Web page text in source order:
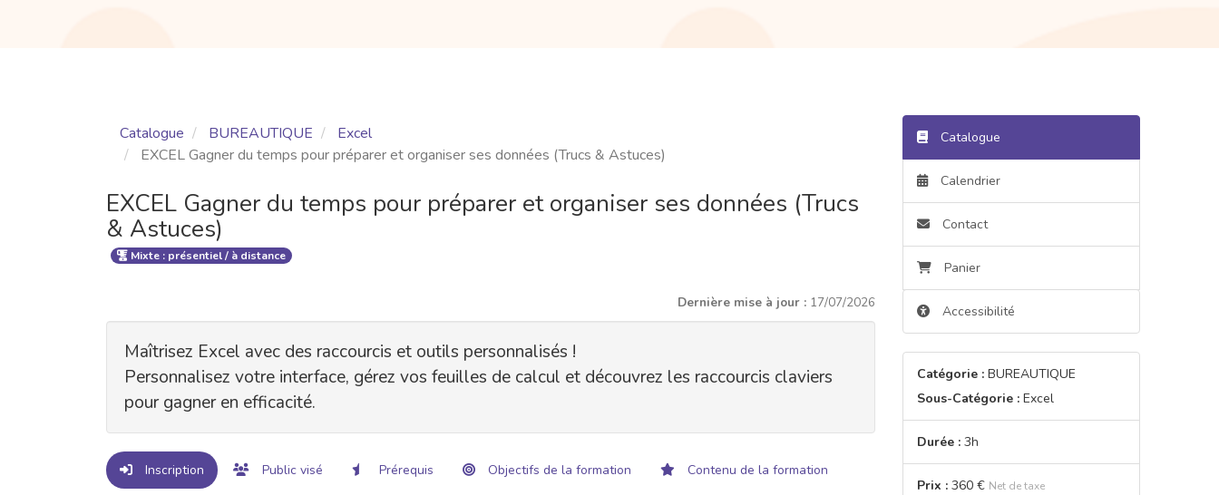
Catalogue BUREAUTIQUE
Excel
EXCEL Gagner du temps pour préparer et organiser ses données (Trucs & Astuces)
EXCEL Gagner du temps pour préparer et organiser ses données (Trucs
& Astuces)
Mixte : présentiel / à distance
Dernière mise à jour : 17/07/2026
Maîtrisez Excel avec des raccourcis et outils personnalisés !
Personnalisez votre interface, gérez vos feuilles de calcul et découvrez les raccourcis claviers
pour gagner en efficacité.
Inscription Public visé Prérequis Objectifs de la formation Contenu de la formation
Catalogue
Calendrier
Contact
Panier
Accessibilité
Catégorie : BUREAUTIQUE
Sous-Catégorie : Excel
Durée :3h
Prix : 360 € Net de taxe